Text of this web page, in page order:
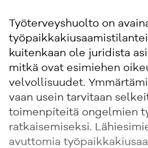
Työterveyshuolto on
kuitenkaan ole juridista
mitkä ovat esimiehen
velvollisuudet.
vaan usein tarvitaan
toimenpiteitä ongelmien
ratkaisemiseksi.
avuttomia